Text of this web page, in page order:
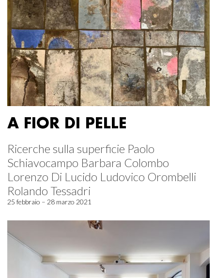
A FIOR DI PELLE
Ricerche sulla superficie Paolo
Schiavocampo Barbara Colombo
Lorenzo Di Lucido Ludovico Orombelli
Rolando Tessadri
25 febbraio – 28 marzo 2021